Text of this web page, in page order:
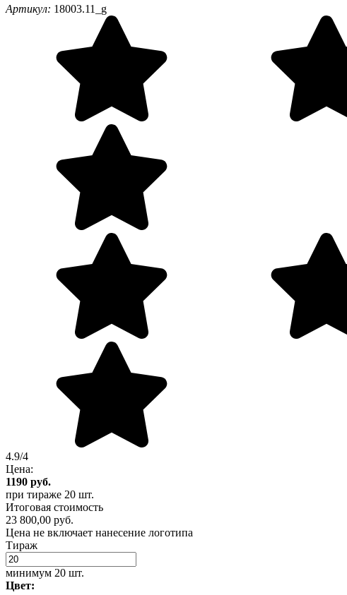
Артикул: 18003.11_g
4.9/4
Цена:
1190 руб.
при тираже 20 шт.
Итоговая стоимость
23 800,00 руб.
Цена не включает нанесение логотипа
Тираж
минимум 20 шт.
Цвет: